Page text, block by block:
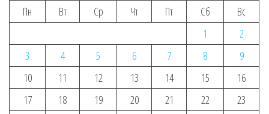
Пн
Вт Ср Чт Пт Сб
Вс
1
2
3
4 5 6 7 8
9
10
11 12 13 14 15
16
17
18 19 20 21 22
23